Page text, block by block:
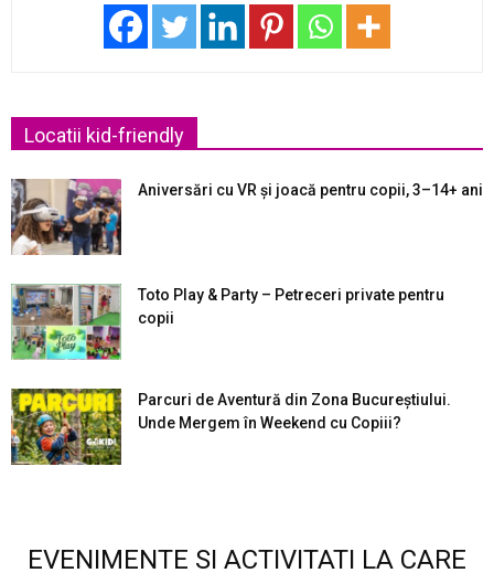
Locatii kid-friendly
Aniversări cu VR și joacă pentru copii, 3–14+ ani
Toto Play & Party – Petreceri private pentru
copii
Parcuri de Aventură din Zona Bucureştiului.
Unde Mergem în Weekend cu Copiii?
EVENIMENTE SI ACTIVITATI LA CARE